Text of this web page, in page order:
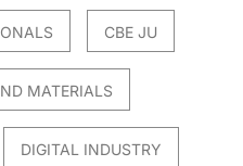
CBE JU
MATERIALS
DIGITAL INDUSTRY